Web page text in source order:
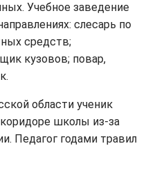
Учебное заведение
слесарь по
средств;
кузовов; повар,
области ученик
школы из-за
Педагог годами травил